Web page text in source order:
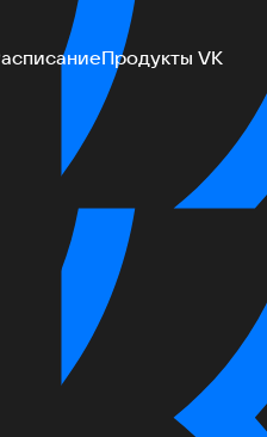
Продукты VK